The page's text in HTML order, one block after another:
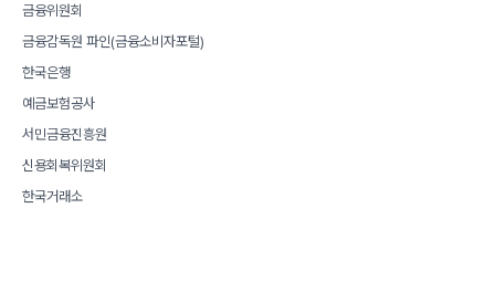
금융위원회
금융감독원 파인(금융소비자포털)
한국은행
예금보험공사
서민금융진흥원
신용회복위원회
한국거래소